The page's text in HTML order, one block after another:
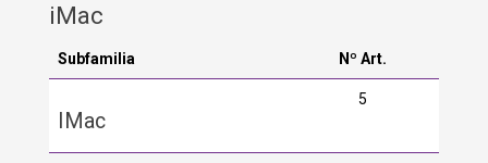
iMac
Subfamilia Nº Art.
IMac
5